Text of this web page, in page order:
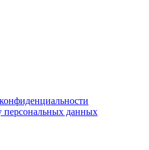
персональных данных